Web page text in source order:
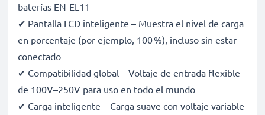
baterías EN-EL11
✔ Pantalla LCD inteligente – Muestra el nivel de carga
en porcentaje (por ejemplo, 100 %), incluso sin estar
conectado
✔ Compatibilidad global – Voltaje de entrada flexible
de 100V–250V para uso en todo el mundo
✔ Carga inteligente – Carga suave con voltaje variable